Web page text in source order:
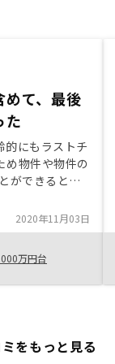
めて、最後
た
的にもラストチ
め物件や物件の
ができると面
2020年11月03日
万円台
をもっと見る